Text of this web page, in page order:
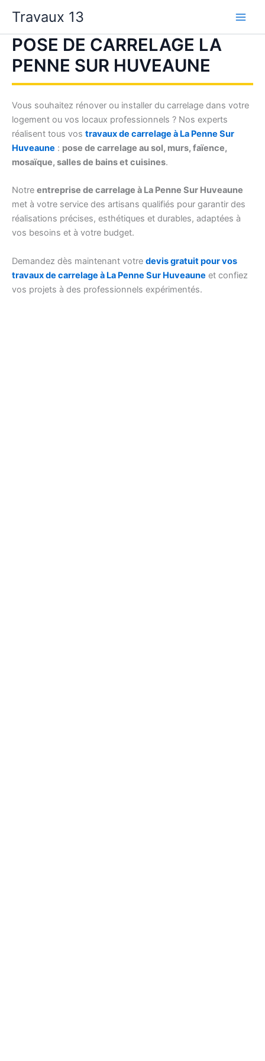
contenu
Travaux 13
POSE DE CARRELAGE LA
PENNE SUR HUVEAUNE
Vous souhaitez rénover ou installer du carrelage dans votre
logement ou vos locaux professionnels ? Nos experts
réalisent tous vos travaux de carrelage à La Penne Sur
Huveaune : pose de carrelage au sol, murs, faïence,
mosaïque, salles de bains et cuisines.
Notre entreprise de carrelage à La Penne Sur Huveaune
met à votre service des artisans qualifiés pour garantir des
réalisations précises, esthétiques et durables, adaptées à
vos besoins et à votre budget.
Demandez dès maintenant votre devis gratuit pour vos
travaux de carrelage à La Penne Sur Huveaune et confiez
vos projets à des professionnels expérimentés.